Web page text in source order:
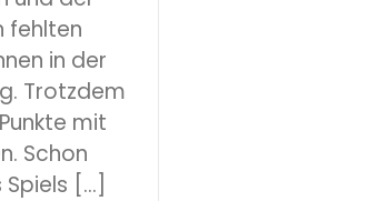
fehlten
in der
Trotzdem
mit
Schon
[...]